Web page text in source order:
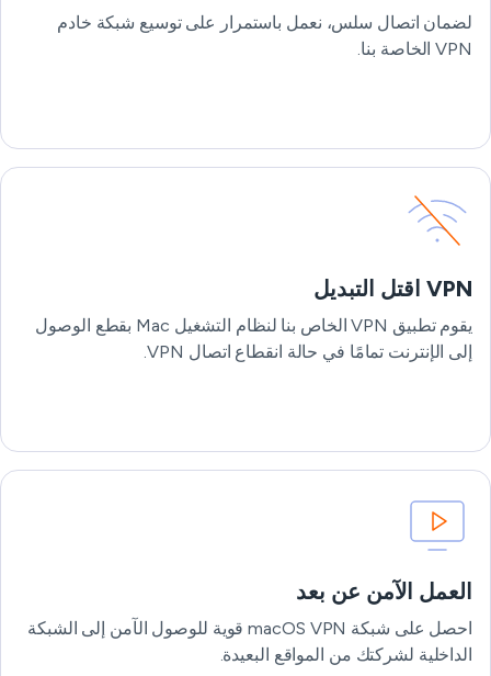
لضمان اتصال سلس، نعمل باستمرار على توسيع شبكة خادم
VPN الخاصة بنا.
VPN اقتل التبديل
يقوم تطبيق VPN الخاص بنا لنظام التشغيل Mac بقطع الوصول
إلى الإنترنت تمامًا في حالة انقطاع اتصال VPN.
العمل الآمن عن بعد
احصل على شبكة macOS VPN قوية للوصول الآمن إلى الشبكة
الداخلية لشركتك من المواقع البعيدة.